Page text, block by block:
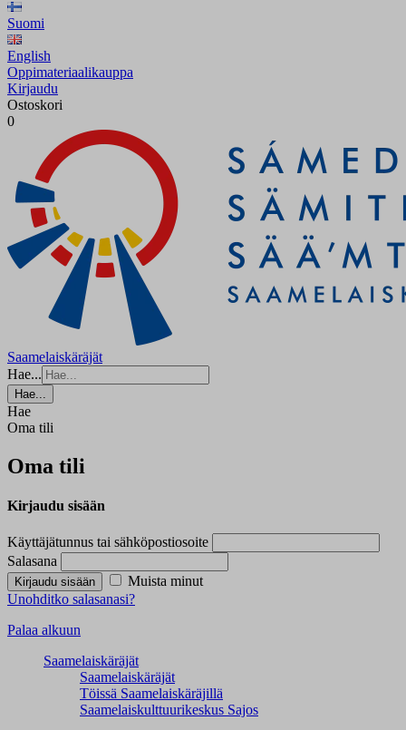
Suomi
English
Oppimateriaalikauppa
Kirjaudu
Ostoskori
0
Saamelaiskäräjät
Hae...
Hae...
Hae
Oma tili
Oma tili
Kirjaudu sisään
Käyttäjätunnus tai sähköpostiosoite
Salasana
Kirjaudu sisään
Muista minut
Unohditko salasanasi?
Palaa alkuun
Saamelaiskäräjät
Saamelaiskäräjät
Töissä Saamelaiskäräjillä
Saamelaiskulttuuri­keskus Sajos